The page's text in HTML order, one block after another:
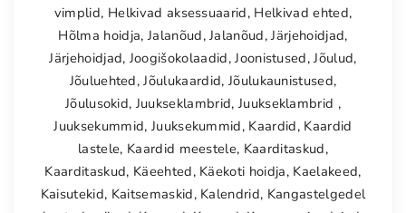
vimplid, Helkivad aksessuaarid, Helkivad ehted,
Hõlma hoidja, Jalanõud,Jalanõud,Järjehoidjad,
Järjehoidjad, Joogišokolaadid,Joonistused,Jõulud,
Jõuluehted,Jõulukaardid, Jõulukaunistused,
Jõulusokid, Juukseklambrid, Juukseklambrid ,
Juuksekummid, Juuksekummid, Kaardid, Kaardid
lastele, Kaardid meestele, Kaarditaskud,
Kaarditaskud, Käeehted, Käekoti hoidja, Kaelakeed,
Kaisutekid, Kaitsemaskid, Kalendrid, Kangastelgedel